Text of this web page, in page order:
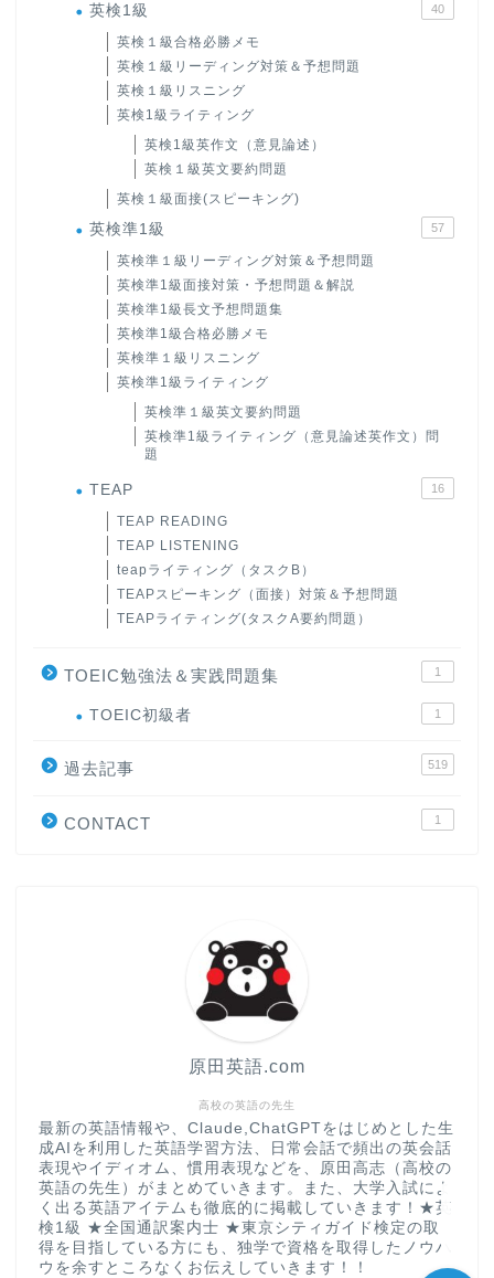
英検1級 40
英検１級合格必勝メモ
英検１級リーディング対策＆予想問題
英検１級リスニング
英検1級ライティング
英検1級英作文（意見論述）
英検１級英文要約問題
英検１級面接(スピーキング)
英検準1級 57
英検準１級リーディング対策＆予想問題
英検準1級面接対策・予想問題＆解説
英検準1級長文予想問題集
英検準1級合格必勝メモ
英検準１級リスニング
英検準1級ライティング
英検準１級英文要約問題
英検準1級ライティング（意見論述英作文）問
題
TEAP 16
TEAP READING
TEAP LISTENING
teapライティング（タスクB）
TEAPスピーキング（面接）対策＆予想問題
TEAPライティング(タスクA要約問題）
TOEIC勉強法＆実践問題集 1
TOEIC初級者 1
過去記事 519
CONTACT 1
高校の英語の先生
原田英語.com
最新の英語情報や、Claude,ChatGPTをはじめとした生
成AIを利用した英語学習方法、日常会話で頻出の英会話
表現やイディオム、慣用表現などを、原田高志（高校の
英語の先生）がまとめていきます。また、大学入試によ
く出る英語アイテムも徹底的に掲載していきます！★英
検1級 ★全国通訳案内士 ★東京シティガイド検定の取
得を目指している方にも、独学で資格を取得したノウハ
ウを余すところなくお伝えしていきます！！
大学入試英語対策講座
英語名言・格言・カッコい
い英語＆素敵な英文フレー
CONTACT